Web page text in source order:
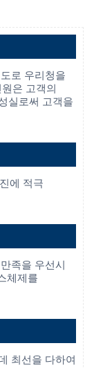
로 우리청을
은 고객의
실로써 고객을
에 적극
족을 우선시
체제를
최선을 다하여